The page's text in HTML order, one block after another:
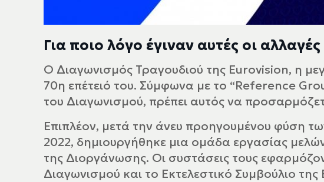
Για ποιο λόγο έγιναν αυτές οι αλλαγές
Ο Διαγωνισμός Τραγουδιού της Eurovision, η
70η επέτειό του. Σύμφωνα με το “Reference
του Διαγωνισμού, πρέπει αυτός να
Επιπλέον, μετά την άνευ προηγουμένου φύση
2022, δημιουργήθηκε μια ομάδα εργασίας
της Διοργάνωσης. Οι συστάσεις τους
Διαγωνισμού και το Εκτελεστικό Συμβούλιο της